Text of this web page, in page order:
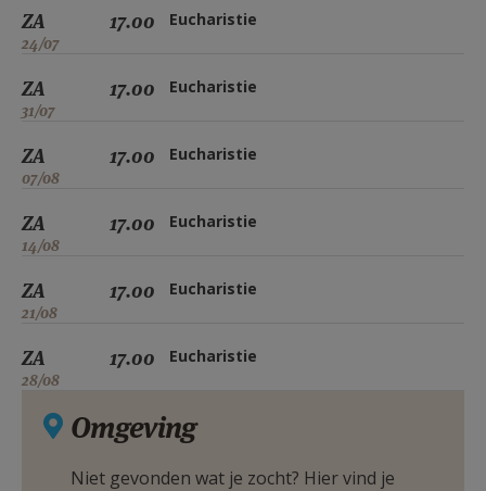
ZA
24/07
17.00 Eucharistie
ZA
31/07
17.00 Eucharistie
ZA
07/08
17.00 Eucharistie
ZA
14/08
17.00 Eucharistie
ZA
21/08
17.00 Eucharistie
ZA
28/08
17.00 Eucharistie
Omgeving
Niet gevonden wat je zocht? Hier vind je